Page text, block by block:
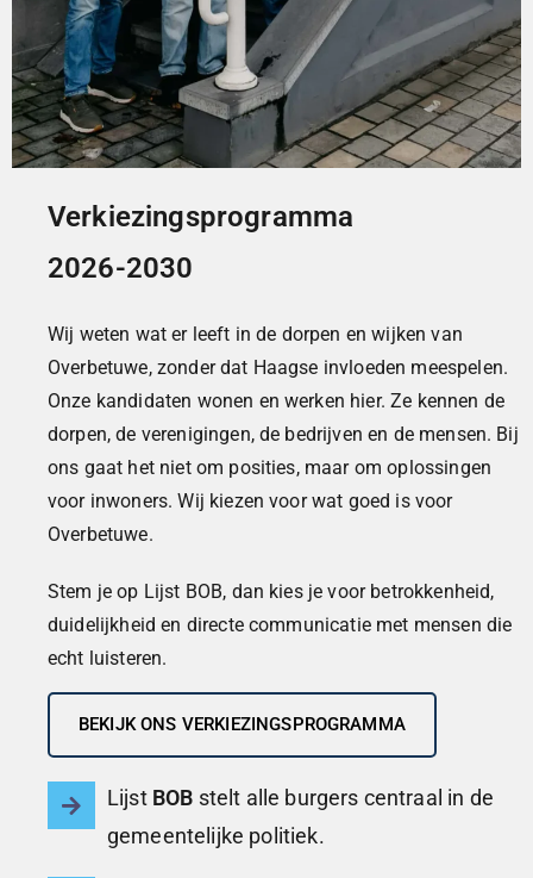
Verkiezingsprogramma
2026-2030
Wij weten wat er leeft in de dorpen en wijken van
Overbetuwe, zonder dat Haagse invloeden meespelen.
Onze kandidaten wonen en werken hier. Ze kennen de
dorpen, de verenigingen, de bedrijven en de mensen. Bij
ons gaat het niet om posities, maar om oplossingen
voor inwoners. Wij kiezen voor wat goed is voor
Overbetuwe.
Stem je op Lijst BOB, dan kies je voor betrokkenheid,
duidelijkheid en directe communicatie met mensen die
echt luisteren.
BEKIJK ONS VERKIEZINGSPROGRAMMA
Lijst BOB stelt alle burgers centraal in de
gemeentelijke politiek.